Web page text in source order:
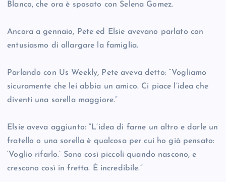
Blanco, che ora è sposato con Selena Gomez.
Ancora a gennaio, Pete ed Elsie avevano parlato con
entusiasmo di allargare la famiglia.
Parlando con Us Weekly, Pete aveva detto: “Vogliamo
sicuramente che lei abbia un amico. Ci piace l’idea che
diventi una sorella maggiore.”
Elsie aveva aggiunto: “L’idea di farne un altro e darle un
fratello o una sorella è qualcosa per cui ho già pensato:
‘Voglio rifarlo.’ Sono così piccoli quando nascono, e
crescono così in fretta. È incredibile.”